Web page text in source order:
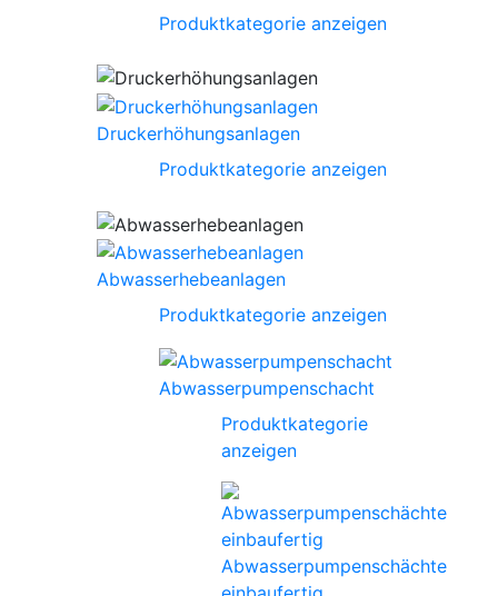
Produktkategorie anzeigen
Druckerhöhungsanlagen
Produktkategorie anzeigen
Abwasserhebeanlagen
Produktkategorie anzeigen
Abwasserpumpenschacht
Produktkategorie
anzeigen
Abwasserpumpenschächte